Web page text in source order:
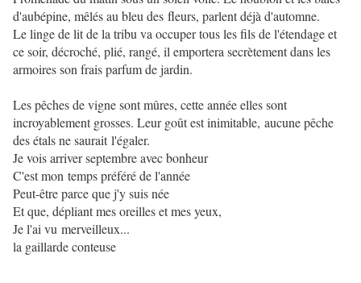
d'aubépine, mêlés au bleu des fleurs, parlent déjà d'automne.
Le linge de lit de la tribu va occuper tous les fils de l'étendage et
ce soir, décroché, plié, rangé, il emportera secrètement dans les
armoires son frais parfum de jardin.
Les pêches de vigne sont mûres, cette année elles sont
incroyablement grosses. Leur goût est inimitable, aucune pêche
des étals ne saurait l'égaler.
Je vois arriver septembre avec bonheur
C'est mon temps préféré de l'année
Peut-être parce que j'y suis née
Et que, dépliant mes oreilles et mes yeux,
Je l'ai vu merveilleux...
la gaillarde conteuse